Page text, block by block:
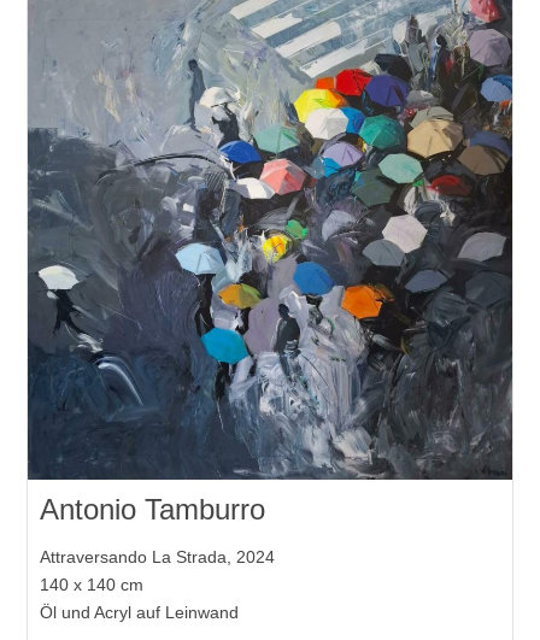
Antonio Tamburro
Attraversando La Strada, 2024
140 x 140 cm
Öl und Acryl auf Leinwand